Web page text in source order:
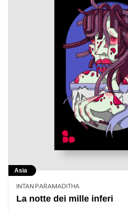
Asia
INTAN PARAMADITHA
La notte dei mille inferi